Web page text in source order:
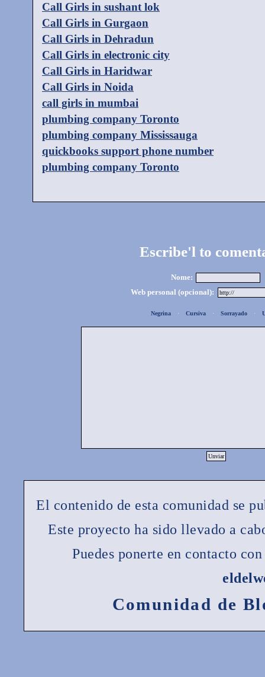
Call Girls in sushant lok
Call Girls in Gurgaon
Call Girls in Dehradun
Call Girls in electronic city
Call Girls in Haridwar
Call Girls in Noida
call girls in mumbai
plumbing company Toronto
plumbing company Mississauga
quickbooks support phone number
plumbing company Toronto
Escribe'l to
Nome:
Web personal (opcional):
Negrina · Cursiva · Sorrayado ·
El contenido de esta comunidad se
Este proyecto ha sido llevado a
Puedes ponerte en contacto
Comunidad de